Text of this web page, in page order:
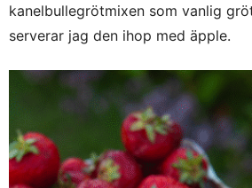
kanelbullegrötmixen som vanlig
serverar jag den ihop med äpple.